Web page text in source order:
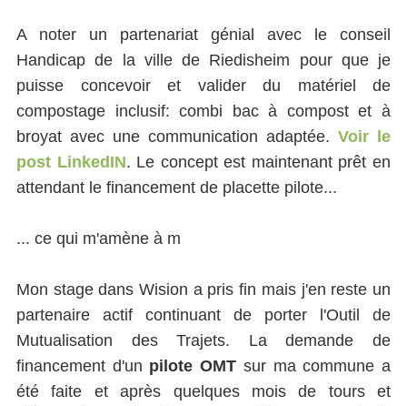
A noter un partenariat génial avec le conseil
Handicap de la ville de Riedisheim pour que je
puisse concevoir et valider du matériel de
compostage inclusif: combi bac à compost et à
broyat avec une communication adaptée. Voir le
post LinkedIN. Le concept est maintenant prêt en
attendant le financement de placette pilote...
... ce qui m'amène à m
Mon stage dans Wision a pris fin mais j'en reste un
partenaire actif continuant de porter l'Outil de
Mutualisation des Trajets. La demande de
financement d'un pilote OMT sur ma commune a
été faite et après quelques mois de tours et